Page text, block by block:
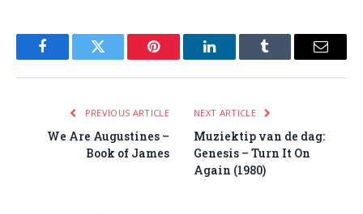
FacebookTwitter Pinterest LinkedInTumblr Email
PREVIOUS ARTICLE
We Are Augustines –
Book of James
NEXT ARTICLE
Muziektip van de dag:
Genesis – Turn It On
Again (1980)